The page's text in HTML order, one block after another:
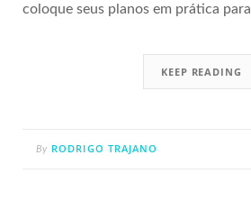
coloque seus planos em prática para
KEEP READING
By RODRIGO TRAJANO